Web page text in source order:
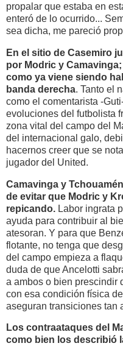
propalar que estaba en
enteró de lo ocurrido...
sea dicha, me pareció
En el sitio de Casemiro
por Modric y
como ya viene siendo
banda derecha. Tanto el
como el comentarista -
evoluciones del futbolista
zona vital del campo del
del internacional galo,
hacernos creer que se
jugador del United.
Camavinga y
de evitar que Modric y
repicando. Labor ingrata
ayuda para contribuir al
atesoran. Y para que
flotante, no tenga que
del campo empieza a
duda de que Ancelotti
a ambos o bien prescindir
con esa condición física
aseguran transiciones tan
Los contraataques del
como bien los describió